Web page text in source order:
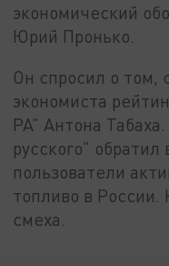
экономический
Юрий Пронько.
Он спросил о том,
экономиста
РА" Антона
русского"
пользователи
топливо в
смеха.